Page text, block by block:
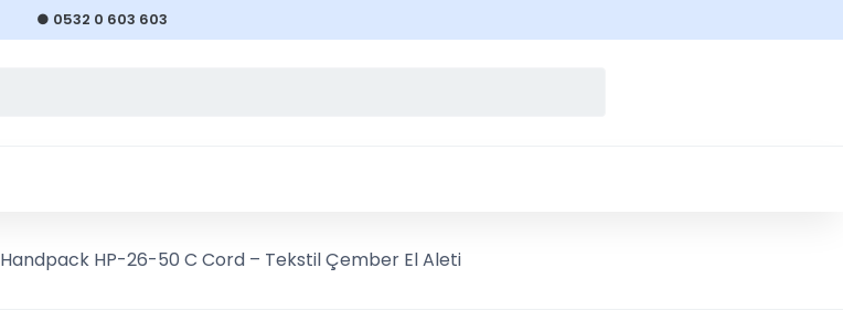
● 0532 0 603 603
Handpack HP-26-50 C Cord – Tekstil Çember El Aleti